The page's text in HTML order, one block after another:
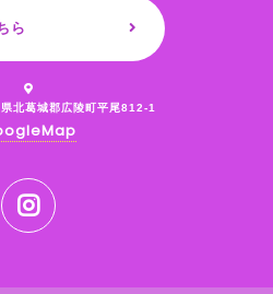
ら
北葛城郡広陵町平尾812-1